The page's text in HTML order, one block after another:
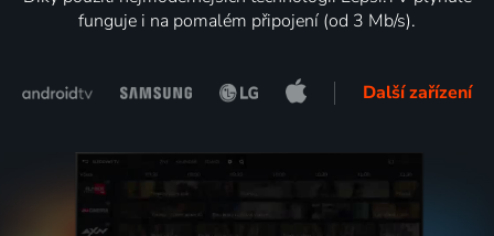
funguje i na pomalém připojení (od 3 Mb/s).
Další zařízení